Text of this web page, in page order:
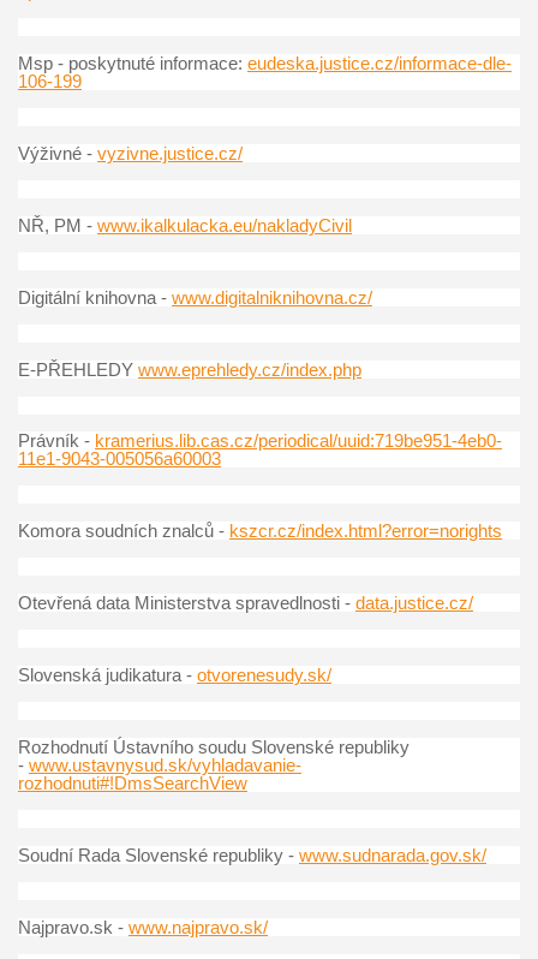
Msp - poskytnuté informace: eudeska.justice.cz/informace-dle-
106-199
Výživné - vyzivne.justice.cz/
NŘ, PM - www.ikalkulacka.eu/nakladyCivil
Digitální knihovna - www.digitalniknihovna.cz/
E-PŘEHLEDY www.eprehledy.cz/index.php
Právník - kramerius.lib.cas.cz/periodical/uuid:719be951-4eb0-
11e1-9043-005056a60003
Komora soudních znalců - kszcr.cz/index.html?error=norights
Otevřená data Ministerstva spravedlnosti - data.justice.cz/
Slovenská judikatura - otvorenesudy.sk/
Rozhodnutí Ústavního soudu Slovenské republiky
- www.ustavnysud.sk/vyhladavanie-
rozhodnuti#!DmsSearchView
Soudní Rada Slovenské republiky - www.sudnarada.gov.sk/
Najpravo.sk - www.najpravo.sk/